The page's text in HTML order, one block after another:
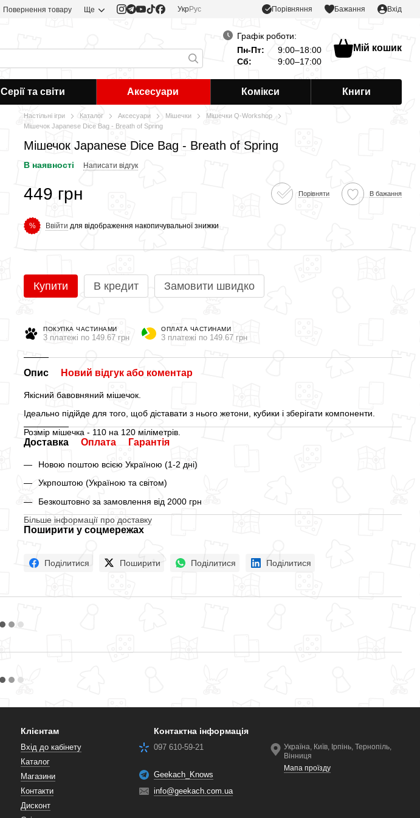
Повернення товару Ще УкрРус Порівняння Бажання Вхід
Графік роботи:
Пн-Пт:
9:00–18:00
Сб:
9:00–17:00
Мій кошик
Серії та світи Аксесуари Комікси Книги
Настільні ігри Каталог Аксесуари Мішечки
Мішечки Q-Workshop
Мішечок Japanese Dice Bag - Breath of Spring
Мішечок Japanese Dice Bag - Breath of Spring
В наявності Написати відгук
449 грн Порівняти В бажання
% Ввійти для відображення накопичувальної знижки
Купити В кредит Замовити швидко
ПОКУПКА ЧАСТИНАМИ
3 платежі по 149.67 грн
ОПЛАТА ЧАСТИНАМИ
3 платежі по 149.67 грн
Опис Новий відгук або коментар
Якісний бавовняний мішечок.
Ідеально підійде для того, щоб діставати з нього жетони, кубики і зберігати компоненти.
Розмір мішечка - 110 на 120 міліметрів.
Доставка Оплата Гарантія
Новою поштою всією Україною (1-2 дні)
Укрпоштою (Україною та світом)
Безкоштовно за замовлення від 2000 грн
Більше інформації про доставку
Поширити у соцмережах
Поділитися Поширити Поділитися Поділитися
Клієнтам
Вхід до кабінету
Каталог
Магазини
Контакти
Дисконт
Контактна інформація
097 610-59-21
Geekach_Knows
info@geekach.com.ua
Україна, Київ, Ірпінь, Тернопіль,
Вінниця
Мапа проїзду